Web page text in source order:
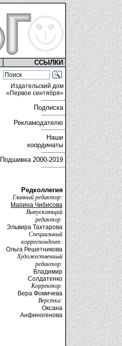
ССЫЛКИ
Издательский дом
«Первое сентября»
Подписка
Рекламодателю
Наши
координаты
Подшивка 2000-2019
Редколлегия
Главный редактор:
Марина Чибисова
Выпускающий
редактор:
Эльвира Тахтарова
Специальный
корреспондент:
Ольга Решетникова
Художественный
редактор:
Владимир
Солдатенко
Корректор:
Вера Фомичева
Верстка:
Оксана
Анфиногенова